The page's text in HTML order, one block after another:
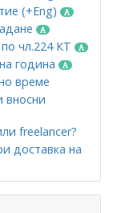
(+Eng)
чл.224 КТ
година
време
вносни
freelancer?
доставка на